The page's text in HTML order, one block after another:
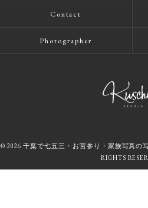
Contact
Photographer
© 2026 千葉で七五三・お宮参り・家族写真の
RIGHTS